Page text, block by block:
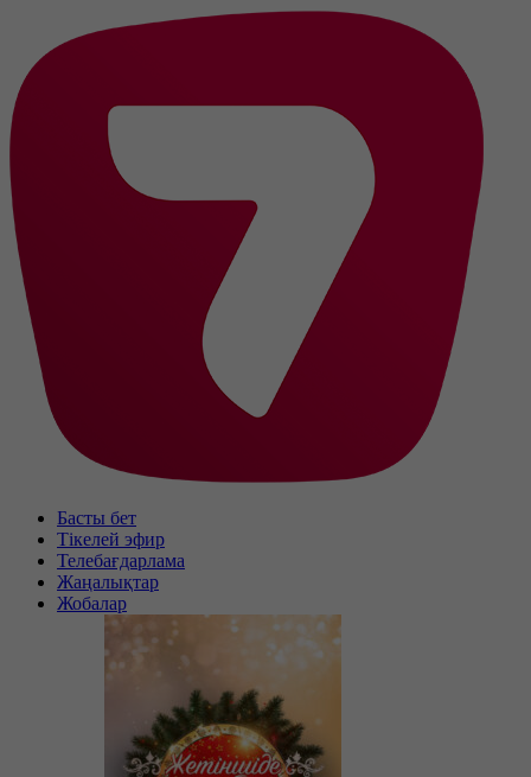
Басты бет
Тікелей эфир
Телебағдарлама
Жаңалықтар
Жобалар